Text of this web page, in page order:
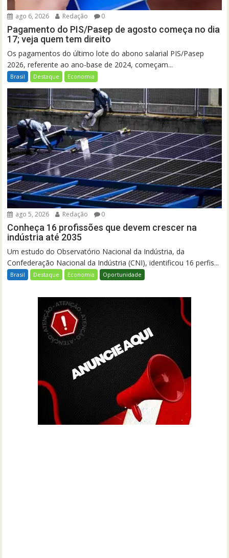
ago 6, 2026 Redação 0
Pagamento do PIS/Pasep de agosto começa no dia
17; veja quem tem direito
Os pagamentos do último lote do abono salarial PIS/Pasep
2026, referente ao ano-base de 2024, começam...
Brasil Destaque Economia
ago 5, 2026 Redação 0
Conheça 16 profissões que devem crescer na
indústria até 2035
Um estudo do Observatório Nacional da Indústria, da
Confederação Nacional da Indústria (CNI), identificou 16 perfis...
Brasil Destaque Economia Oportunidade